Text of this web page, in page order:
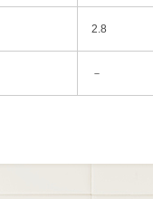
2.8
－